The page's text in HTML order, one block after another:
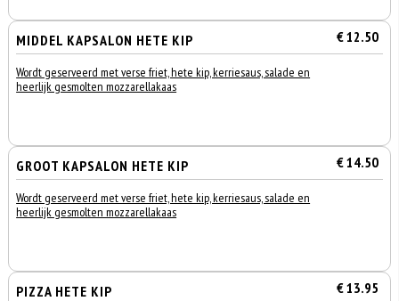
MIDDEL KAPSALON HETE KIP € 12.50
Wordt geserveerd met verse friet, hete kip, kerriesaus, salade en
heerlijk gesmolten mozzarellakaas
GROOT KAPSALON HETE KIP € 14.50
Wordt geserveerd met verse friet, hete kip, kerriesaus, salade en
heerlijk gesmolten mozzarellakaas
PIZZA HETE KIP € 13.95